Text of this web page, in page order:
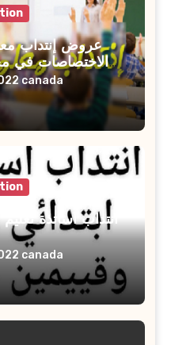
عروض إنتداب
الاختصاصات في
canada
انتداب أساتذة
canada